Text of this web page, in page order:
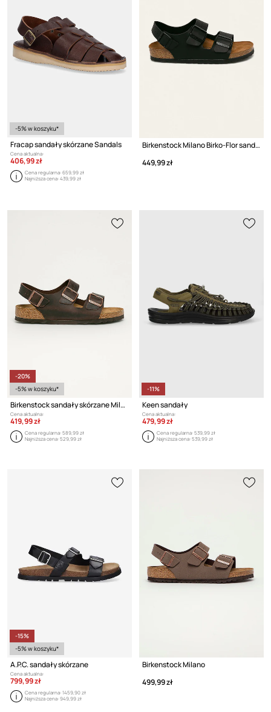
-5% w koszyku*
Fracap sandały skórzane Sandals
Cena aktualna:
406,99 zł
Cena regularna:659,99 zł
Najniższa cena:439,99 zł
Birkenstock Milano Birko-Flor sandały
449,99 zł
-20%
-5% w koszyku*
Birkenstock sandały skórzane Milano
Cena aktualna:
419,99 zł
Cena regularna:589,99 zł
Najniższa cena:529,99 zł
-11%
Keen sandały
Cena aktualna:
479,99 zł
Cena regularna:539,99 zł
Najniższa cena:539,99 zł
-15%
-5% w koszyku*
A.P.C. sandały skórzane
Cena aktualna:
799,99 zł
Cena regularna:1459,90 zł
Najniższa cena:949,99 zł
Birkenstock Milano
499,99 zł